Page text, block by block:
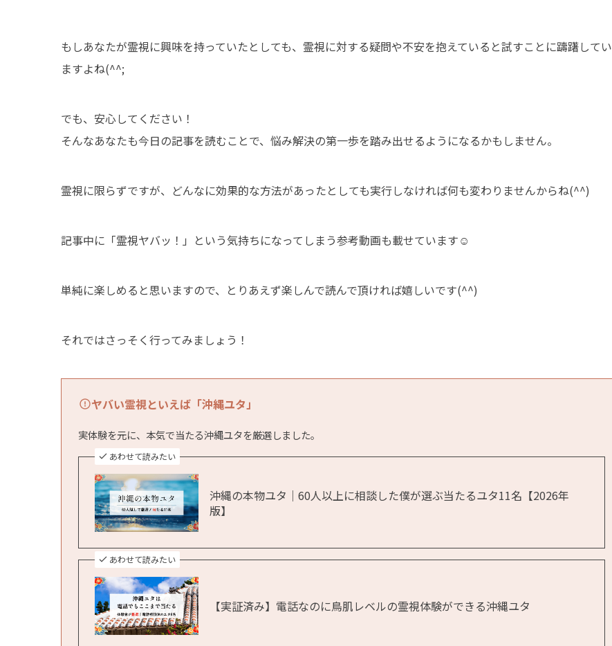
もしあなたが霊視に興味を持っていたとしても、霊視に対する疑問や不安を抱えていると試すことに躊躇してい
ますよね(^^;
でも、安心してください！
そんなあなたも今日の記事を読むことで、悩み解決の第一歩を踏み出せるようになるかもしません。
霊視に限らずですが、どんなに効果的な方法があったとしても実行しなければ何も変わりませんからね(^^)
記事中に「霊視ヤバッ！」という気持ちになってしまう参考動画も載せています☺
単純に楽しめると思いますので、とりあえず楽しんで読んで頂ければ嬉しいです(^^)
それではさっそく行ってみましょう！
ヤバい霊視といえば「沖縄ユタ」
実体験を元に、本気で当たる沖縄ユタを厳選しました。
あわせて読みたい
沖縄の本物ユタ｜60人以上に相談した僕が選ぶ当たるユタ11名【2026年
版】
あわせて読みたい
【実証済み】電話なのに鳥肌レベルの霊視体験ができる沖縄ユタ